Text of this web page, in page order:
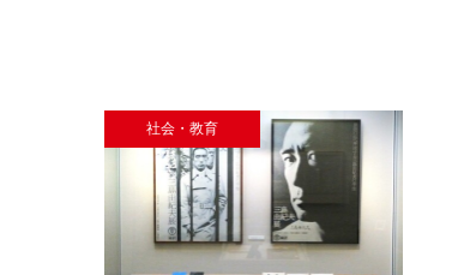
社会・教育